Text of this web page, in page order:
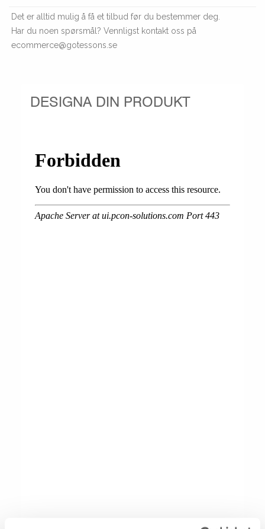
Det er alltid mulig å få et tilbud før du bestemmer deg.
Har du noen spørsmål? Vennligst kontakt oss på
ecommerce@gotessons.se
DESIGNA DIN PRODUKT